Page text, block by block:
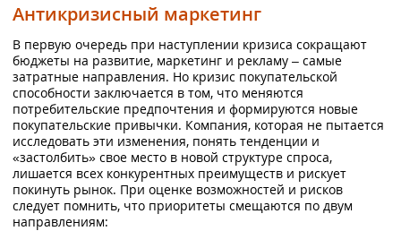
Антикризисный маркетинг
В первую очередь при наступлении кризиса сокращают
бюджеты на развитие, маркетинг и рекламу – самые
затратные направления. Но кризис покупательской
способности заключается в том, что меняются
потребительские предпочтения и формируются новые
покупательские привычки. Компания, которая не пытается
исследовать эти изменения, понять тенденции и
«застолбить» свое место в новой структуре спроса,
лишается всех конкурентных преимуществ и рискует
покинуть рынок. При оценке возможностей и рисков
следует помнить, что приоритеты смещаются по двум
направлениям: